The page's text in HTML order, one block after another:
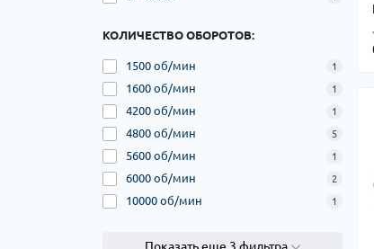
КОЛИЧЕСТВО ОБОРОТОВ:
1500 об/мин 1
1600 об/мин 1
4200 об/мин 1
4800 об/мин 5
5600 об/мин 1
6000 об/мин 2
10000 об/мин 1